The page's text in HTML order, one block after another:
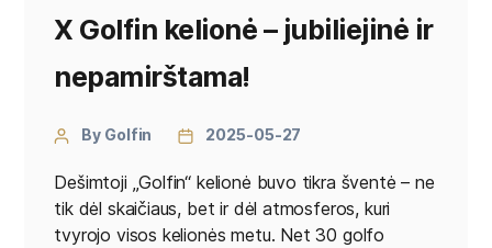
X Golfin kelionė – jubiliejinė ir
nepamirštama!
By Golfin 2025-05-27
Dešimtoji „Golfin“ kelionė buvo tikra šventė – ne
tik dėl skaičiaus, bet ir dėl atmosferos, kuri
tvyrojo visos kelionės metu. Net 30 golfo